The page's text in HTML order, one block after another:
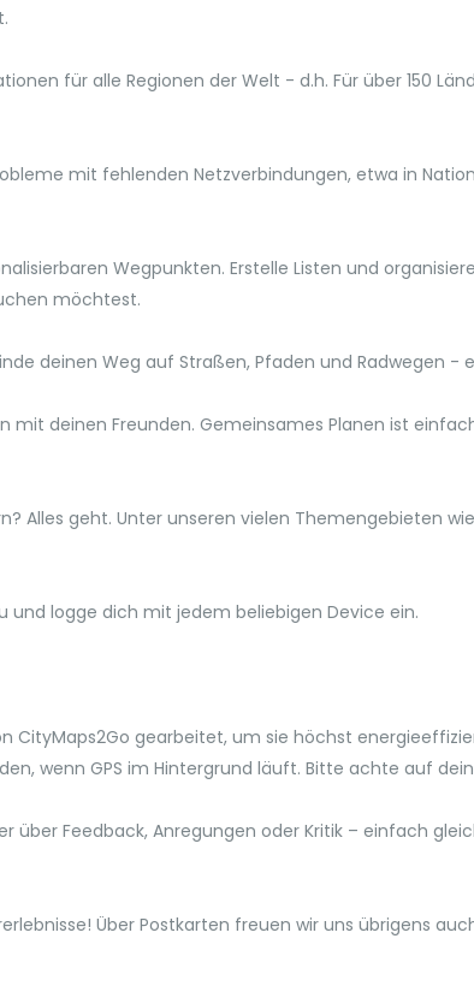
für alle Regionen der Welt - d.h. Für über 150
mit fehlenden Netzverbindungen, etwa in
Wegpunkten. Erstelle Listen und
möchtest.
deinen Weg auf Straßen, Pfaden und Radwegen -
mit deinen Freunden. Gemeinsames Planen ist
Alles geht. Unter unseren vielen Themengebieten
zu und logge dich mit jedem beliebigen Device ein.
gearbeitet, um sie höchst
wenn GPS im Hintergrund läuft. Bitte achte auf
über Feedback, Anregungen oder Kritik – einfach
Über Postkarten freuen wir uns übrigens